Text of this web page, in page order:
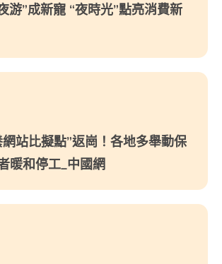
游”成新寵 “夜時光”點亮消費新
站比擬點”返崗！各地多舉動保
暖和停工_中國網